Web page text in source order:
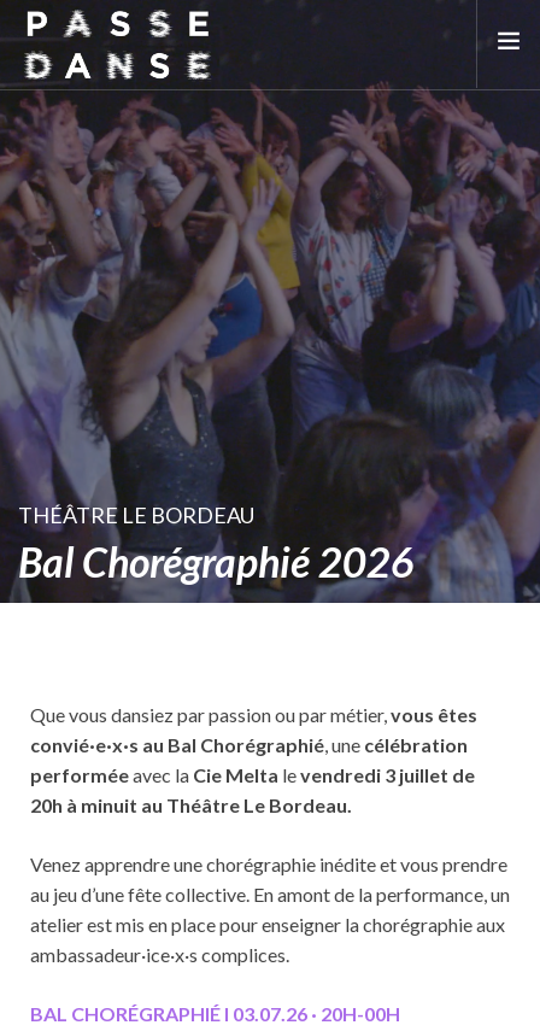
LA SAISON 25/26
MAI DE LA DANSE
LE PASSEDANSE
LES LIEUX PARTENAIRES
ADHÉREZ
THÉÂTRE LE BORDEAU
Bal Chorégraphié 2026
Que vous dansiez par passion ou par métier,vous êtes
convié·e·x·s au Bal Chorégraphié, une célébration
performéeavec la Cie Melta levendredi 3 juillet de
20h à minuit au Théâtre Le Bordeau.
Venez apprendre une chorégraphie inédite et vous prendre
au jeu d’une fête collective. En amont de la performance, un
atelier est mis en place pour enseigner la chorégraphie aux
ambassadeur·ice·x·s complices.
BAL CHORÉGRAPHIÉ I 03.07.26 · 20H-00H